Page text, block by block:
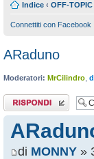
Indice ‹ OFF-TOPIC
Connettiti con Facebook
ARaduno
Moderatori: MrCilindro
Rispondi al
messaggio
di MONNY »